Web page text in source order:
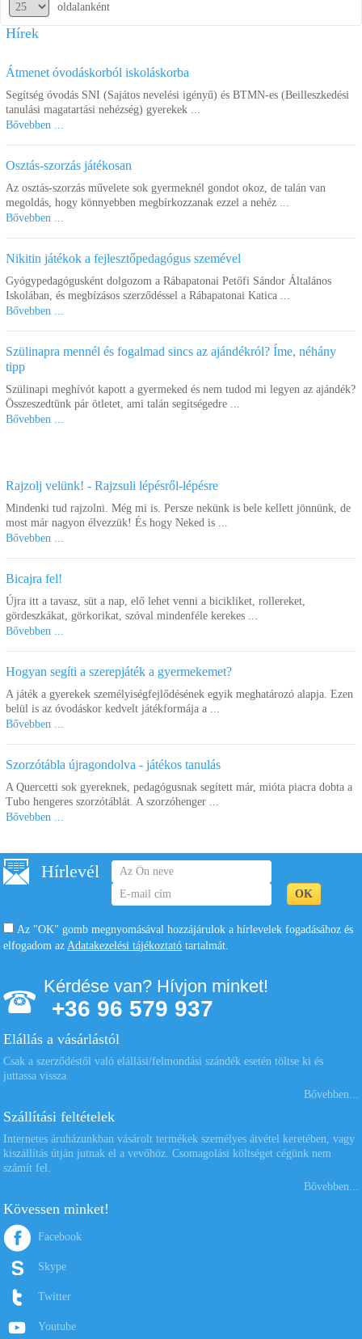
oldalanként
Hírek
Átmenet óvodáskorból iskoláskorba
Segítség óvodás SNI (Sajátos nevelési igényű) és BTMN-es (Beilleszkedési
tanulási magatartási nehézség) gyerekek ...
Bővebben ...
Osztás-szorzás játékosan
Az osztás-szorzás művelete sok gyermeknél gondot okoz, de talán van
megoldás, hogy könnyebben megbírkozzanak ezzel a nehéz ...
Bővebben ...
Nikitin játékok a fejlesztőpedagógus szemével
Gyógypedagógusként dolgozom a Rábapatonai Petőfi Sándor Általános
Iskolában, és megbízásos szerződéssel a Rábapatonai Katica ...
Bővebben ...
Szülinapra mennél és fogalmad sincs az ajándékról? Íme, néhány
tipp
Szülinapi meghívót kapott a gyermeked és nem tudod mi legyen az ajándék?
Összeszedtünk pár ötletet, ami talán segítségedre ...
Bővebben ...
Rajzolj velünk! - Rajzsuli lépésről-lépésre
Mindenki tud rajzolni. Még mi is. Persze nekünk is bele kellett jönnünk, de
most már nagyon élvezzük! És hogy Neked is ...
Bővebben ...
Bicajra fel!
Újra itt a tavasz, süt a nap, elő lehet venni a bicikliket, rollereket,
gördeszkákat, görkorikat, szóval mindenféle kerekes ...
Bővebben ...
Hogyan segíti a szerepjáték a gyermekemet?
A játék a gyerekek személyiségfejlődésének egyik meghatározó alapja. Ezen
belül is az óvodáskor kedvelt játékformája a ...
Bővebben ...
Szorzótábla újragondolva - játékos tanulás
A Quercetti sok gyereknek, pedagógusnak segített már, mióta piacra dobta a
Tubo hengeres szorzótáblát. A szorzóhenger ...
Bővebben ...
Hírlevél
Az "OK" gomb megnyomásával hozzájárulok a hírlevelek fogadásához és
elfogadom azAdatakezelési tájékoztató tartalmát.
Kérdése van? Hívjon minket!
+36 96 579 937
Elállás a vásárlástól
Csak a szerződéstől való elállási/felmondási szándék esetén töltse ki és
juttassa vissza
Bővebben...
Szállítási feltételek
Internetes áruházunkban vásárolt termékek személyes átvétel keretében, vagy
kiszállítás útján jutnak el a vevőhöz. Csomagolási költséget cégünk nem
számít fel.
Bővebben...
Kövessen minket!
Facebook
Skype
Twitter
Youtube